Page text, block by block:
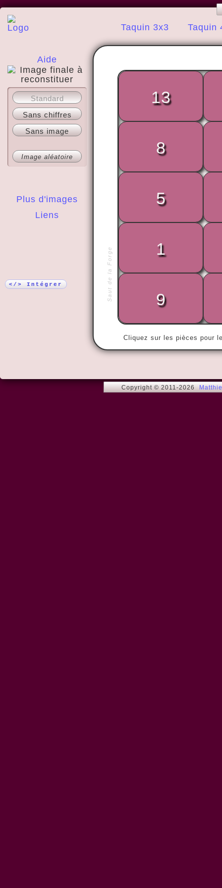
Taquin 3x3 Taquin
Aide
A propos
Plus d'images
Liens
Standard
Sans chiffres
Sans image
Image aléatoire
</> Intégrer Saut de la Forge
Cliquez sur les pièces pour
« Les
13
8
5
1
9
Copyright © 2011-2026